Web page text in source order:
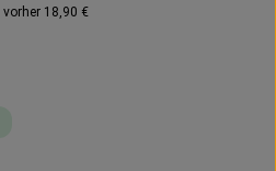
vorher 18,90 €